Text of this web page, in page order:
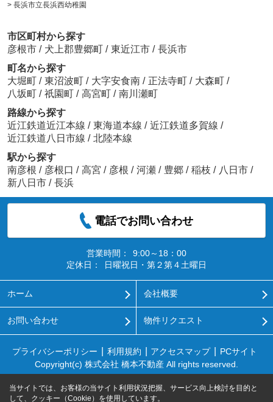
> 長浜市立長浜西幼稚園
市区町村から探す
彦根市 / 犬上郡豊郷町 / 東近江市 / 長浜市
町名から探す
大堀町 / 東沼波町 / 大字安食南 / 正法寺町 / 大森町 /
八坂町 / 祇園町 / 高宮町 / 南川瀬町
路線から探す
近江鉄道近江本線 / 東海道本線 / 近江鉄道多賀線 /
近江鉄道八日市線 / 北陸本線
駅から探す
南彦根 / 彦根口 / 高宮 / 彦根 / 河瀬 / 豊郷 / 稲枝 / 八日市 /
新八日市 / 長浜
電話でお問い合わせ
営業時間：
9:00～18：00
定休日：
日曜祝日・第２第４土曜日
ホーム 会社概要
お問い合わせ 物件リクエスト
プライバシーポリシー 利用規約 アクセスマップ
PCサイト
Copyright(c) 株式会社 橋本不動産 All rights reserved.
当サイトでは、お客様の当サイト利用状況把握、サービス向上検討を目的と
して、クッキー（Cookie）を使用しています。